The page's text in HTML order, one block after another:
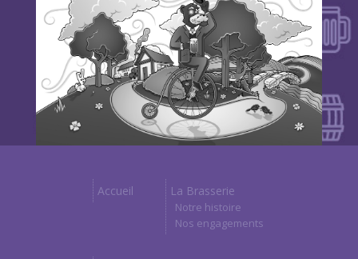
Accueil La Brasserie
Notre histoire
Nos engagements